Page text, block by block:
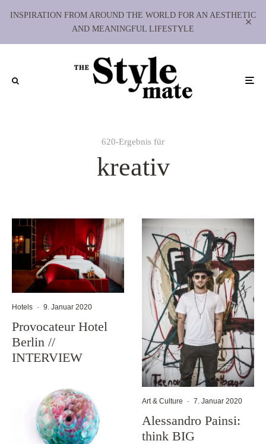
INSPIRATION FROM AROUND THE WORLD FOR AN AESTHETIC
AND MEANINGFUL LIFESTYLE
620-Ergebnis für
kreativ
Hotels · 9. Januar 2020
Provocateur Hotel
Berlin //
INTERVIEW
Art & Culture · 7. Januar 2020
Alessandro Painsi:
think BIG